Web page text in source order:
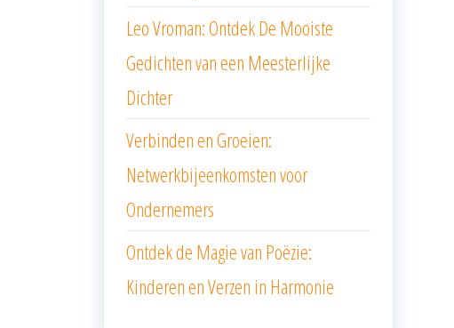
Leo Vroman: Ontdek De Mooiste
Gedichten van een Meesterlijke
Dichter
Verbinden en Groeien:
Netwerkbijeenkomsten voor
Ondernemers
Ontdek de Magie van Poëzie:
Kinderen en Verzen in Harmonie